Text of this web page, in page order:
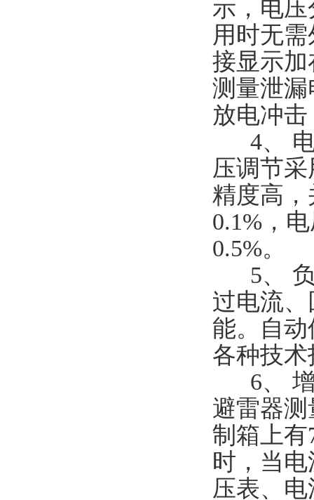
示，电
用时无
接显示
测量泄
放电冲
4、 电
压调节
精度高
0.1%，
0.5%。
5、 负
过电流
能。自
各种技
6、 增
避雷器
制箱上有
时，当
压表、